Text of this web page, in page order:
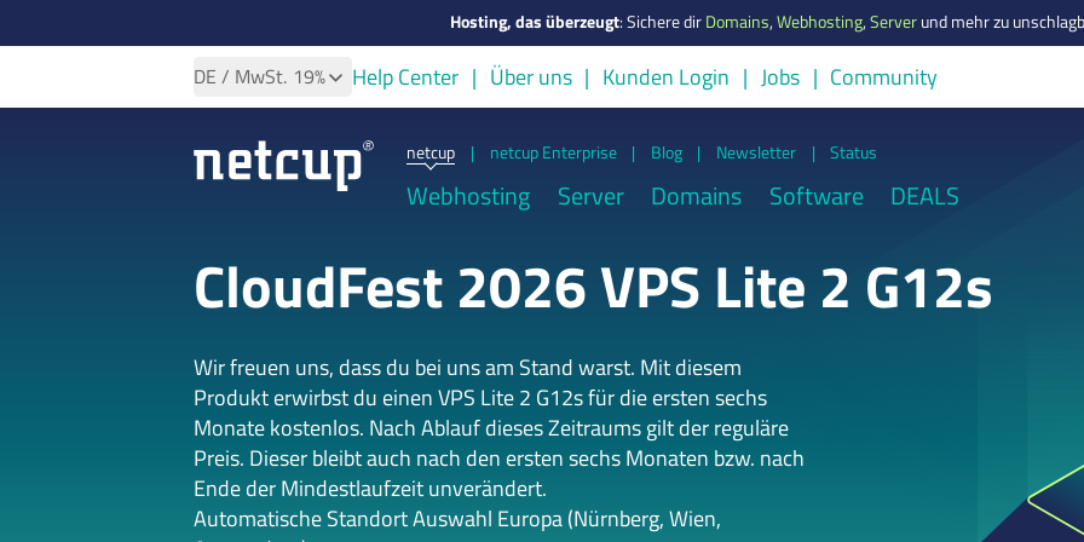
Hosting, das überzeugt:Sichere dirDomains,Webhosting,Serverund mehr zu
DE / MwSt. 19% Help Center Über uns Kunden Login Jobs Community
netcup | netcup Enterprise | Blog | Newsletter | Status
Webhosting Server Domains Software DEALS
CloudFest 2026 VPS Lite 2 G12s
Wir freuen uns, dass du bei uns am Stand warst. Mit diesem
Produkt erwirbst du einen VPS Lite 2 G12s für die ersten sechs
Monate kostenlos. Nach Ablauf dieses Zeitraums gilt der reguläre
Preis. Dieser bleibt auch nach den ersten sechs Monaten bzw. nach
Ende der Mindestlaufzeit unverändert.
Automatische Standort Auswahl Europa (Nürnberg, Wien,